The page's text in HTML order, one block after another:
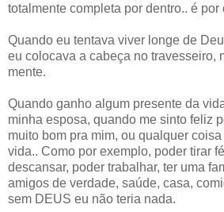
totalmente completa por dentro.. é
Quando eu tentava viver longe de
eu colocava a cabeça no travesseiro,
mente.
Quando ganho algum presente da
minha esposa, quando me sinto feliz
muito bom pra mim, ou qualquer
vida.. Como por exemplo, poder tirar
descansar, poder trabalhar, ter uma
amigos de verdade, saúde, casa,
sem DEUS eu não teria nada.